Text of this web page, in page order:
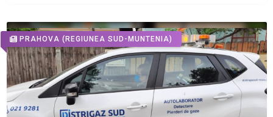
PRAHOVA (REGIUNEA SUD-MUNTENIA)